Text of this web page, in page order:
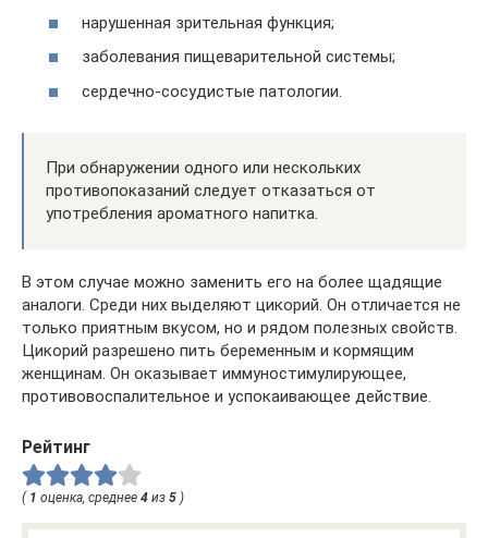
нарушенная зрительная функция;
заболевания пищеварительной системы;
сердечно-сосудистые патологии.
При обнаружении одного или нескольких
противопоказаний следует отказаться от
употребления ароматного напитка.
В этом случае можно заменить его на более щадящие
аналоги. Среди них выделяют цикорий. Он отличается не
только приятным вкусом, но и рядом полезных свойств.
Цикорий разрешено пить беременным и кормящим
женщинам. Он оказывает иммуностимулирующее,
противовоспалительное и успокаивающее действие.
Рейтинг
( 1 оценка, среднее 4 из 5 )